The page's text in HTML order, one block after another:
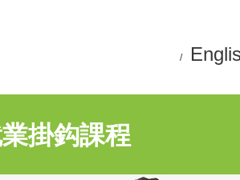
/
掛鈎課程